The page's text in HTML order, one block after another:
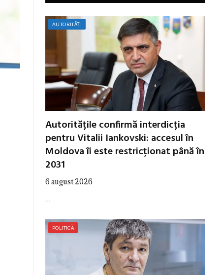
AUTORITĂȚI
Autoritățile confirmă interdicția
pentru Vitalii Iankovski: accesul în
Moldova îi este restricționat până în
2031
6 august 2026
…
POLITICĂ